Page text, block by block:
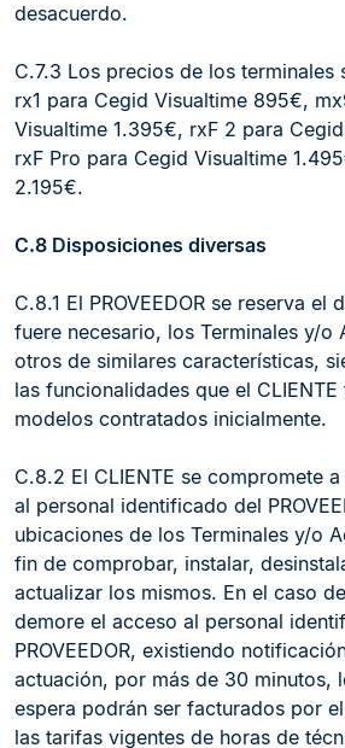
desacuerdo.
C.7.3 Los precios de los terminales
rx1 para Cegid Visualtime 895€,
Visualtime 1.395€, rxF 2 para
rxF Pro para Cegid Visualtime
2.195€.
C.8 Disposiciones diversas
C.8.1 El PROVEEDOR se reserva el
fuere necesario, los Terminales y/o
otros de similares características,
las funcionalidades que el
modelos contratados inicialmente.
C.8.2 El CLIENTE se compromete
al personal identificado del
ubicaciones de los Terminales y/o
fin de comprobar, instalar,
actualizar los mismos. En el caso
demore el acceso al personal
PROVEEDOR, existiendo
actuación, por más de 30 minutos,
espera podrán ser facturados por el
las tarifas vigentes de horas de